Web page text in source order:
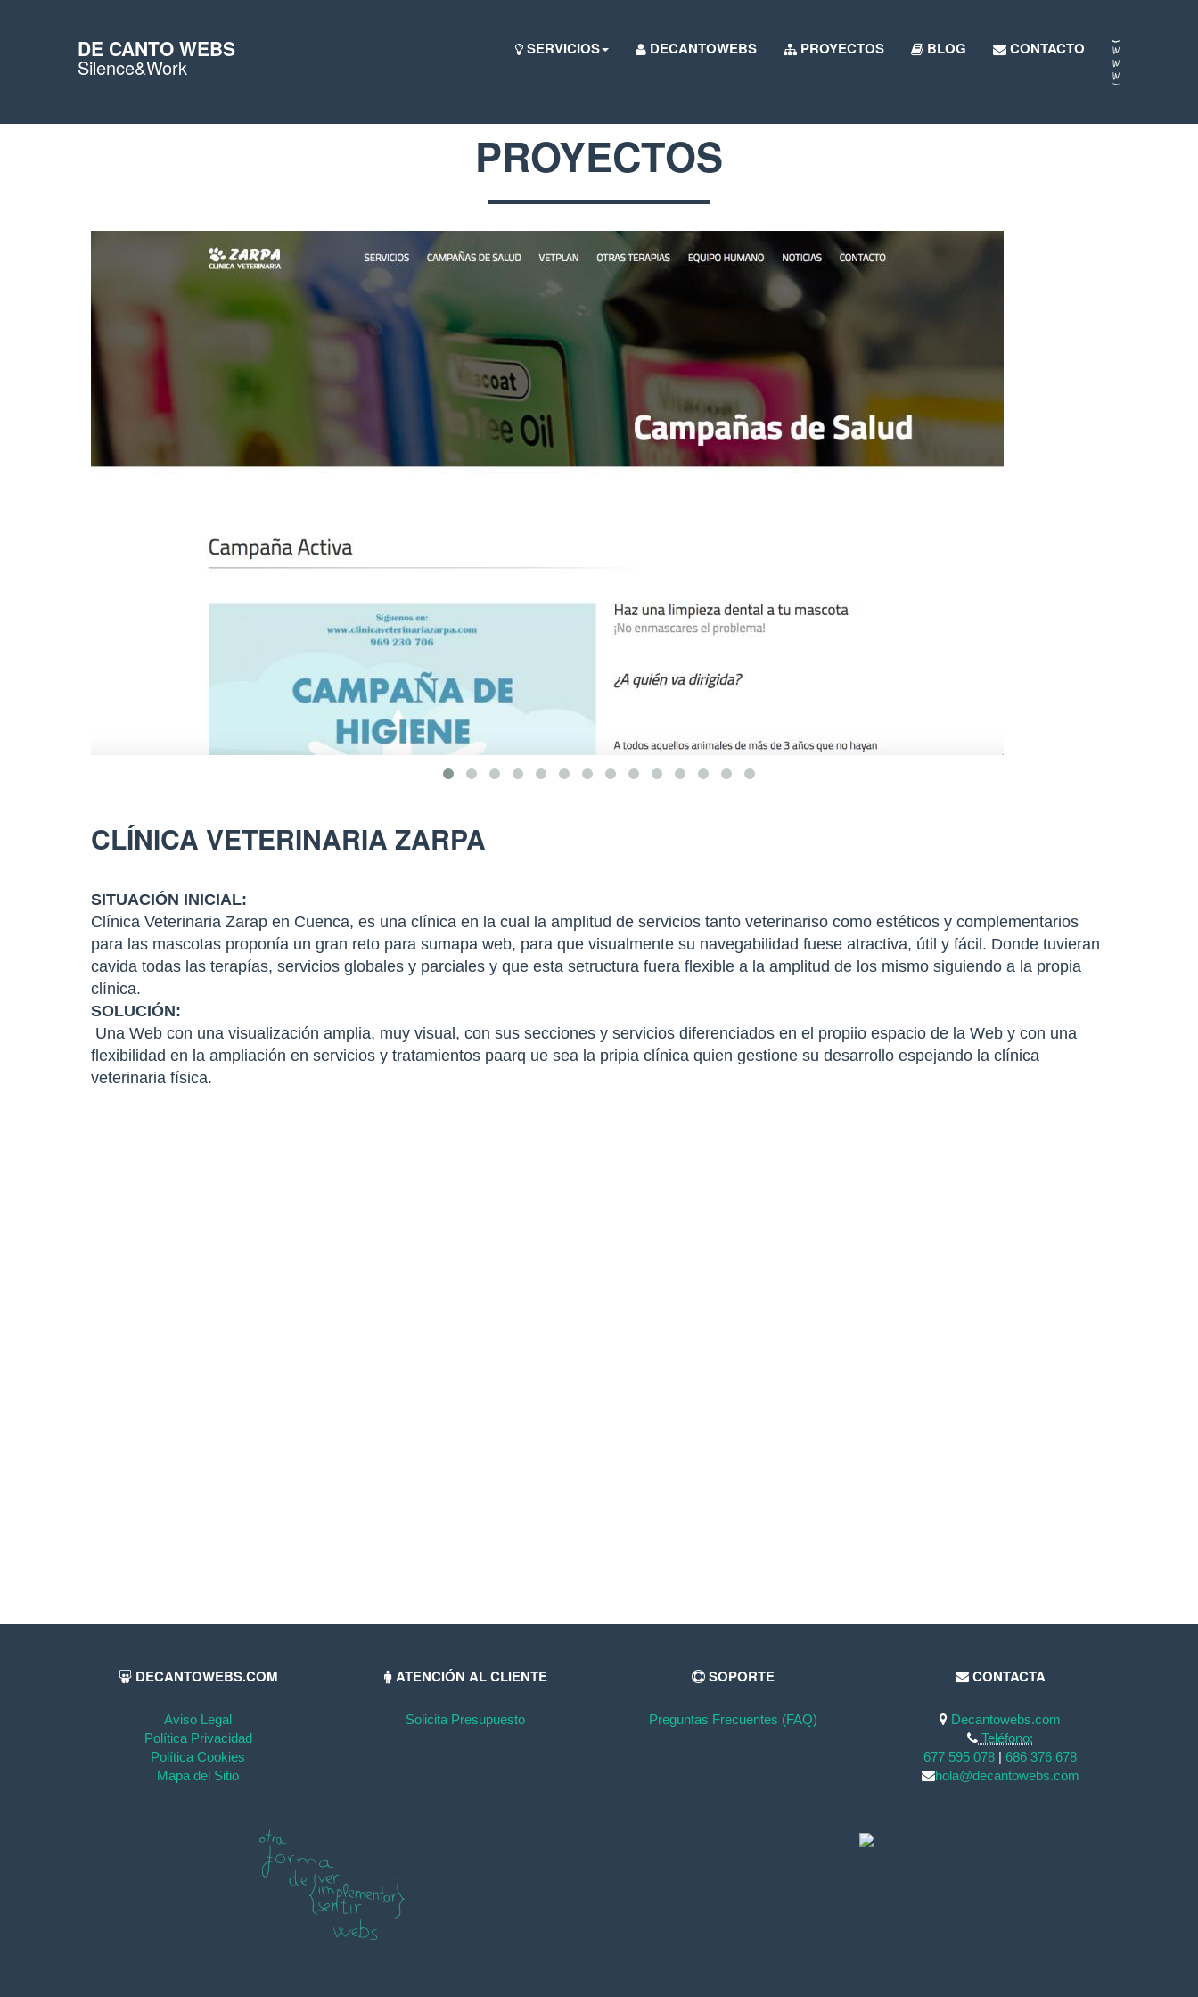
DE CANTO WEBS
Silence&Work
SERVICIOS DECANTOWEBS PROYECTOS BLOG CONTACTO
PROYECTOS
CLÍNICA VETERINARIA ZARPA
SITUACIÓN INICIAL:
Clínica Veterinaria Zarap en Cuenca, es una clínica en la cual la amplitud de servicios tanto veterinariso como estéticos y complementarios
para las mascotas proponía un gran reto para sumapa web, para que visualmente su navegabilidad fuese atractiva, útil y fácil. Donde tuvieran
cavida todas las terapías, servicios globales y parciales y que esta setructura fuera flexible a la amplitud de los mismo siguiendo a la propia
clínica.
SOLUCIÓN:
Una Web con una visualización amplia, muy visual, con sus secciones y servicios diferenciados en el propiio espacio de la Web y con una
flexibilidad en la ampliación en servicios y tratamientos paarq ue sea la pripia clínica quien gestione su desarrollo espejando la clínica
veterinaria física.
DECANTOWEBS.COM
Aviso Legal
Política Privacidad
Política Cookies
Mapa del Sitio
ATENCIÓN AL CLIENTE
Solicita Presupuesto
SOPORTE
Preguntas Frecuentes (FAQ)
CONTACTA
Decantowebs.com
Teléfono:
677 595 078 | 686 376 678
hola@decantowebs.com